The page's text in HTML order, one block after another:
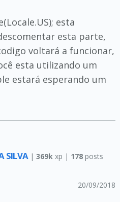
esta
esta parte,
voltará a funcionar,
esta utilizando um
estará esperando um
SILVA | 369kxp | 178posts
20/09/2018